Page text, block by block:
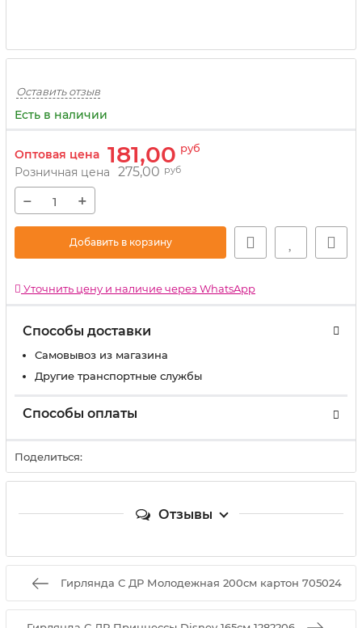
Оставить отзыв
Есть в наличии
Оптовая цена 181,00 руб
Розничная цена 275,00 руб
− +
Добавить в корзину
Уточнить цену и наличие через WhatsApp
Способы доставки
Самовывоз из магазина
Другие транспортные службы
Способы оплаты
Поделиться:
Отзывы
Гирлянда С ДР Молодежная 200см картон 705024